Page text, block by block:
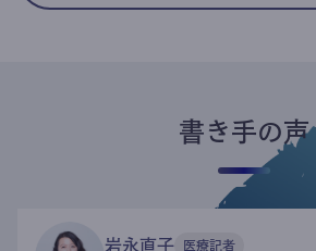
書き手の声
岩永直子 医療記者